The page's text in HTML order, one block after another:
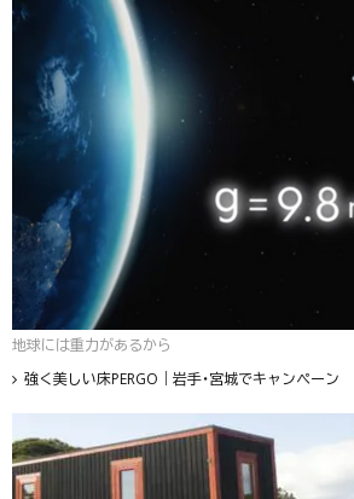
地球には重力があるから
強く美しい床PERGO｜岩手・宮城でキャンペーン